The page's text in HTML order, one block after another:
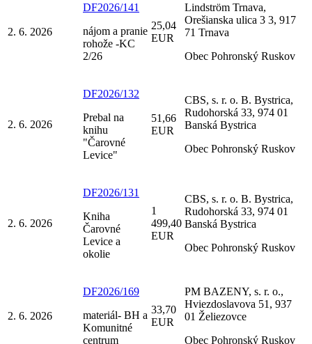
2. 6. 2026
DF2026/141
nájom a pranie
rohože -KC
2/26
25,04
EUR
Lindström Trnava,
Orešianska ulica 3 3, 917
71 Trnava
Obec Pohronský Ruskov
2. 6. 2026
DF2026/132
Prebal na
knihu
"Čarovné
Levice"
51,66
EUR
CBS, s. r. o. B. Bystrica,
Rudohorská 33, 974 01
Banská Bystrica
Obec Pohronský Ruskov
2. 6. 2026
DF2026/131
Kniha
Čarovné
Levice a
okolie
1
499,40
EUR
CBS, s. r. o. B. Bystrica,
Rudohorská 33, 974 01
Banská Bystrica
Obec Pohronský Ruskov
2. 6. 2026
DF2026/169
materiál- BH a
Komunitné
centrum
33,70
EUR
PM BAZENY, s. r. o.,
Hviezdoslavova 51, 937
01 Želiezovce
Obec Pohronský Ruskov